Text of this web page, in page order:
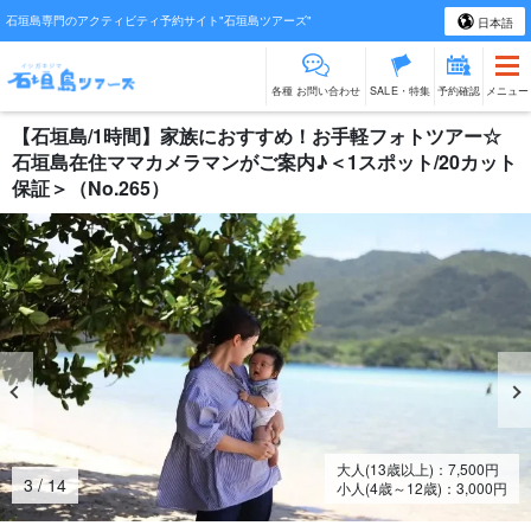
石垣島専門のアクティビティ予約サイト"石垣島ツアーズ" 日本語
各種 お問い合わせ SALE・特集 予約確認 メニュー
【石垣島/1時間】家族におすすめ！お手軽フォトツアー☆
石垣島在住ママカメラマンがご案内♪＜1スポット/20カット
保証＞（No.265）
3/14
大人(13歳以上)： 7,500円
小人(4歳～12歳)： 3,000円